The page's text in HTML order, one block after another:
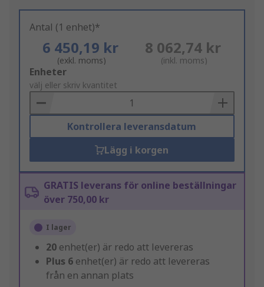
Antal (1 enhet)*
6 450,19 kr
(exkl. moms)
8 062,74 kr
(inkl. moms)
Add
to
Basket
Enheter
välj eller skriv kvantitet
Kontrollera leveransdatum
Lägg i korgen
GRATIS leverans för online beställningar
över 750,00 kr
I lager
20 enhet(er) är redo att levereras
Plus 6 enhet(er) är redo att levereras
från en annan plats